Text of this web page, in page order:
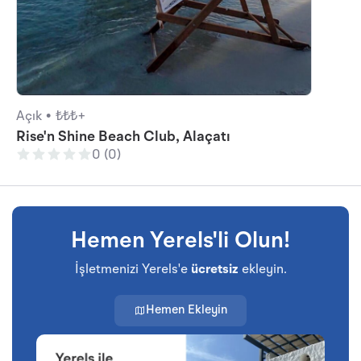
Açık • ₺₺₺+
Rise'n Shine Beach Club, Alaçatı
0 (0)
Hemen Yerels'li Olun!
İşletmenizi Yerels'e ücretsiz ekleyin.
Hemen Ekleyin